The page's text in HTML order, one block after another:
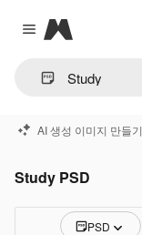
Close menu
Magnific
AI 생성 이미지 만들기
Study PSD
PSD